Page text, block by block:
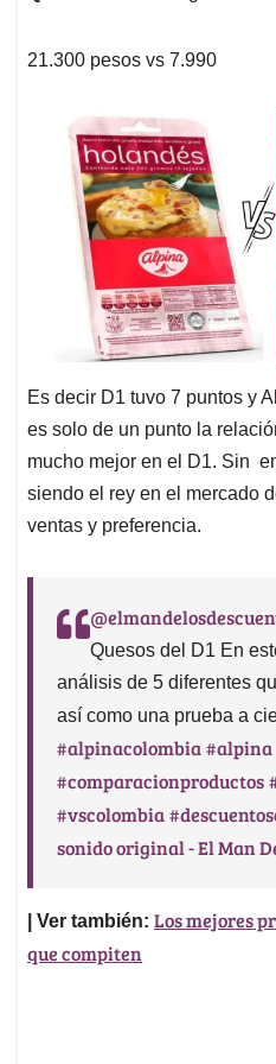
21.300 pesos vs 7.990
Es decir D1 tuvo 7 puntos y
es solo de un punto la
mucho mejor en el D1. Sin
siendo el rey en el mercado
ventas y preferencia.
Quesos del D1 En
análisis de 5 diferentes
así como una prueba a
#alpinacolombia#alpina
#comparacionproductos
#vscolombia
sonido original - El Man
| Ver también: Los mejores
que compiten